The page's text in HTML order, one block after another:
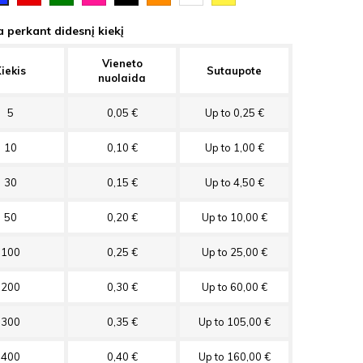
perkant didesnį kiekį
Vieneto
nuolaida
Sutaupote
5 0,05 € Up to 0,25 €
10 0,10 € Up to 1,00 €
30 0,15 € Up to 4,50 €
50 0,20 € Up to 10,00 €
100 0,25 € Up to 25,00 €
200 0,30 € Up to 60,00 €
300 0,35 € Up to 105,00 €
400 0,40 € Up to 160,00 €